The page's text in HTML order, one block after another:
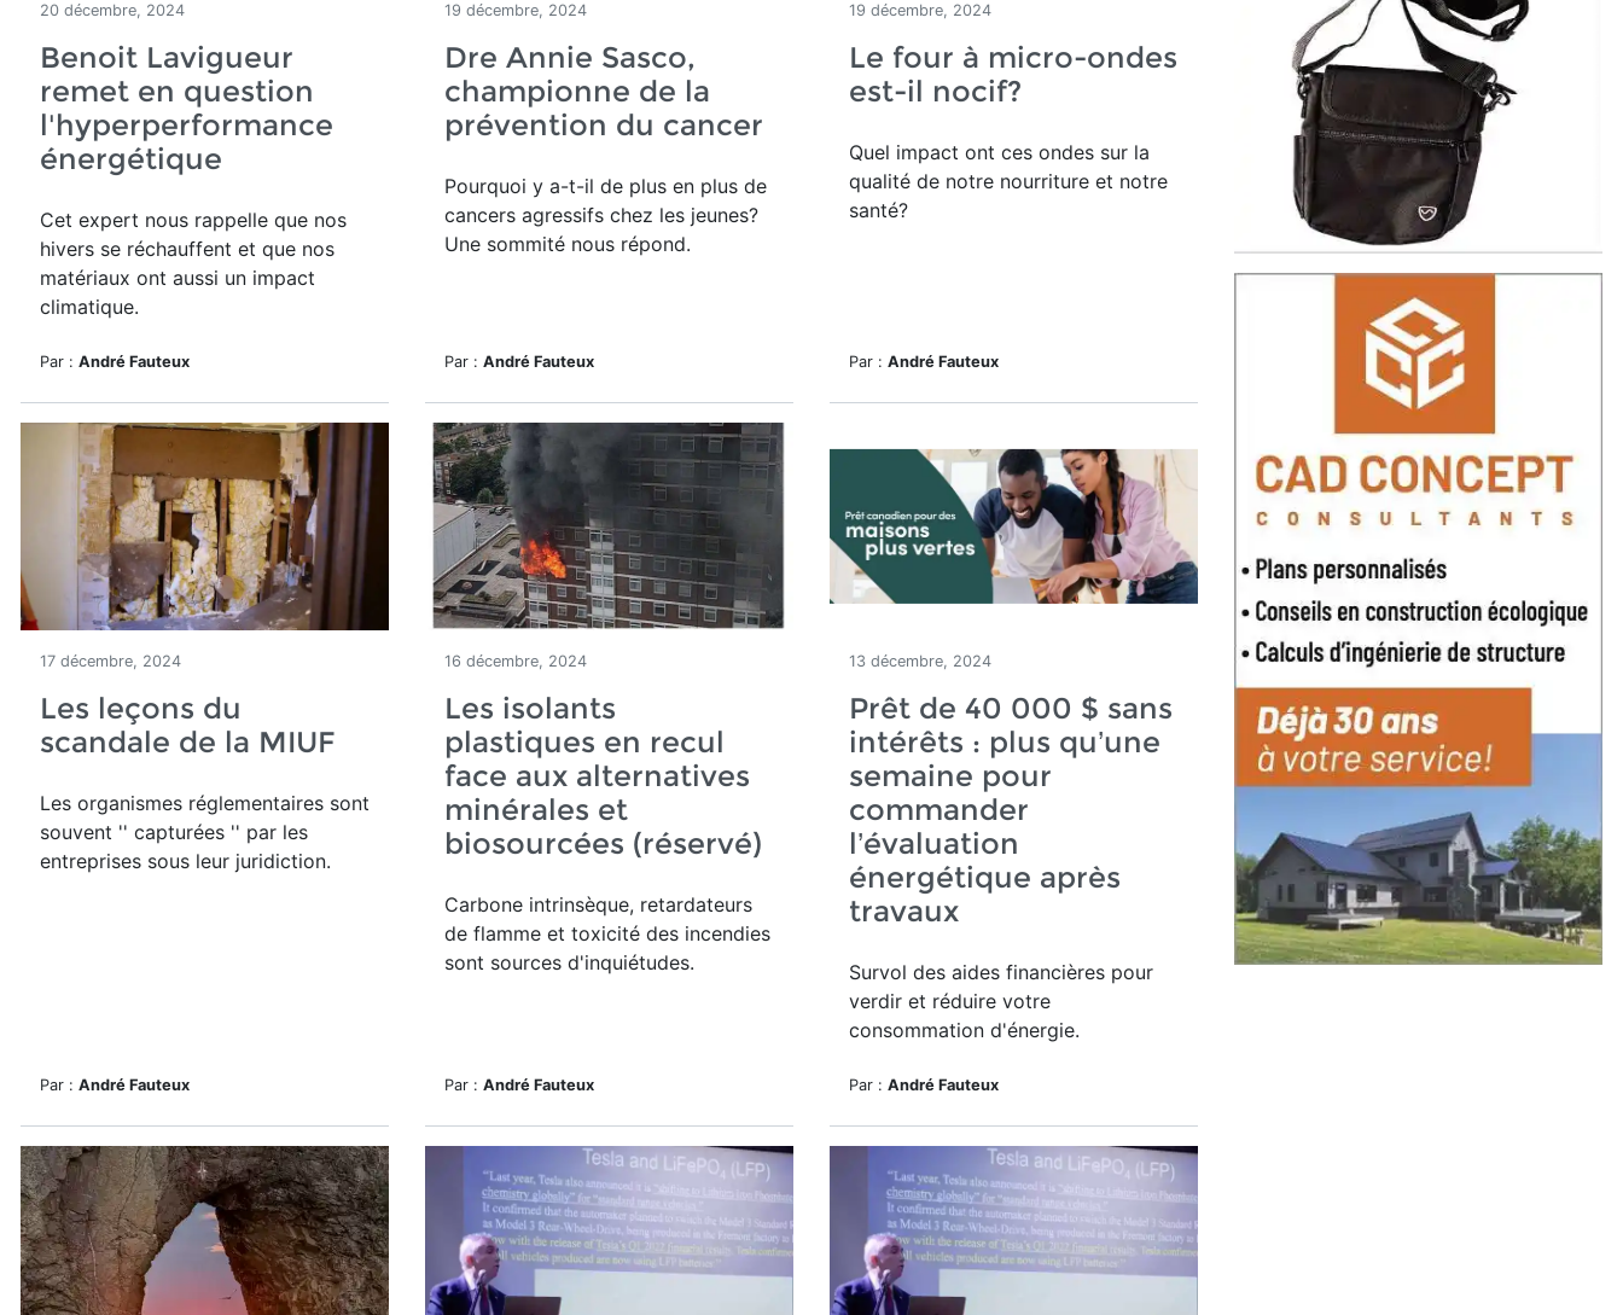
20 décembre, 2024
Benoit Lavigueur
remet en question
l'hyperperformance
énergétique
Cet expert nous rappelle que nos
hivers se réchauffent et que nos
matériaux ont aussi un impact
climatique.
Par : André Fauteux
19 décembre, 2024
Dre Annie Sasco,
championne de la
prévention du cancer
Pourquoi y a-t-il de plus en plus de
cancers agressifs chez les jeunes?
Une sommité nous répond.
Par : André Fauteux
19 décembre, 2024
Le four à micro-ondes
est-il nocif?
Quel impact ont ces ondes sur la
qualité de notre nourriture et notre
santé?
Par : André Fauteux
17 décembre, 2024
Les leçons du
scandale de la MIUF
Les organismes réglementaires sont
souvent '' capturées '' par les
entreprises sous leur juridiction.
Par : André Fauteux
16 décembre, 2024
Les isolants
plastiques en recul
face aux alternatives
minérales et
biosourcées (réservé)
Carbone intrinsèque, retardateurs
de flamme et toxicité des incendies
sont sources d'inquiétudes.
Par : André Fauteux
13 décembre, 2024
Prêt de 40 000 $ sans
intérêts : plus qu’une
semaine pour
commander
l’évaluation
énergétique après
travaux
Survol des aides financières pour
verdir et réduire votre
consommation d'énergie.
Par : André Fauteux